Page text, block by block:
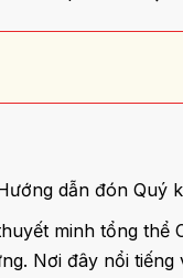
dẫn đón Quý
minh tổng
Nơi đây nổi